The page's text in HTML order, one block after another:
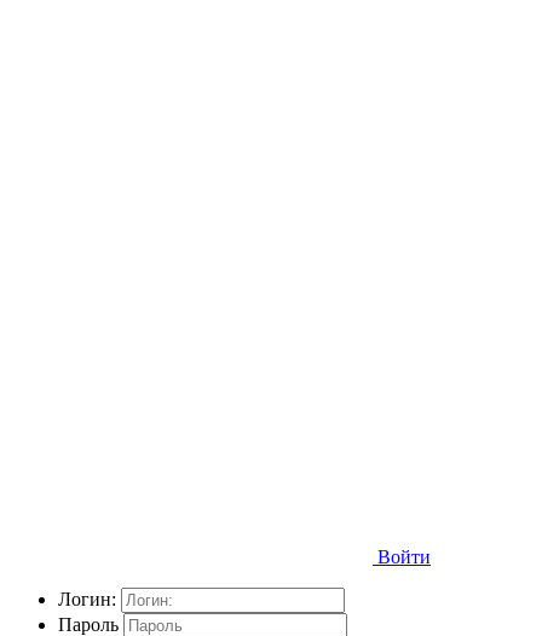
Войти
Логин:
Пароль